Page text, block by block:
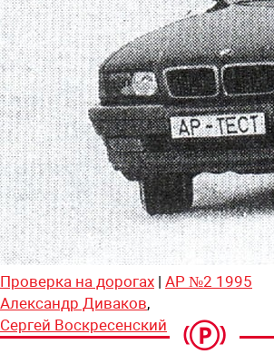
Проверка на дорогах | АР №2 1995
Александр Диваков,
Сергей Воскресенский